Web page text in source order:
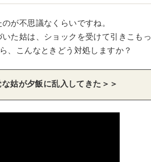
が不思議なくらいですね。
た姑は、ショックを受けて引きこもっ
、こんなときどう対処しますか？
姑が夕飯に乱入してきた＞＞